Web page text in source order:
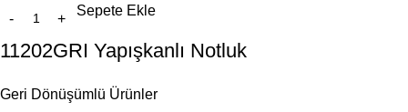
Sepete Ekle
11202GRI Yapışkanlı Notluk
Geri Dönüşümlü Ürünler